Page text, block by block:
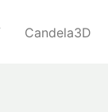
Candela3D